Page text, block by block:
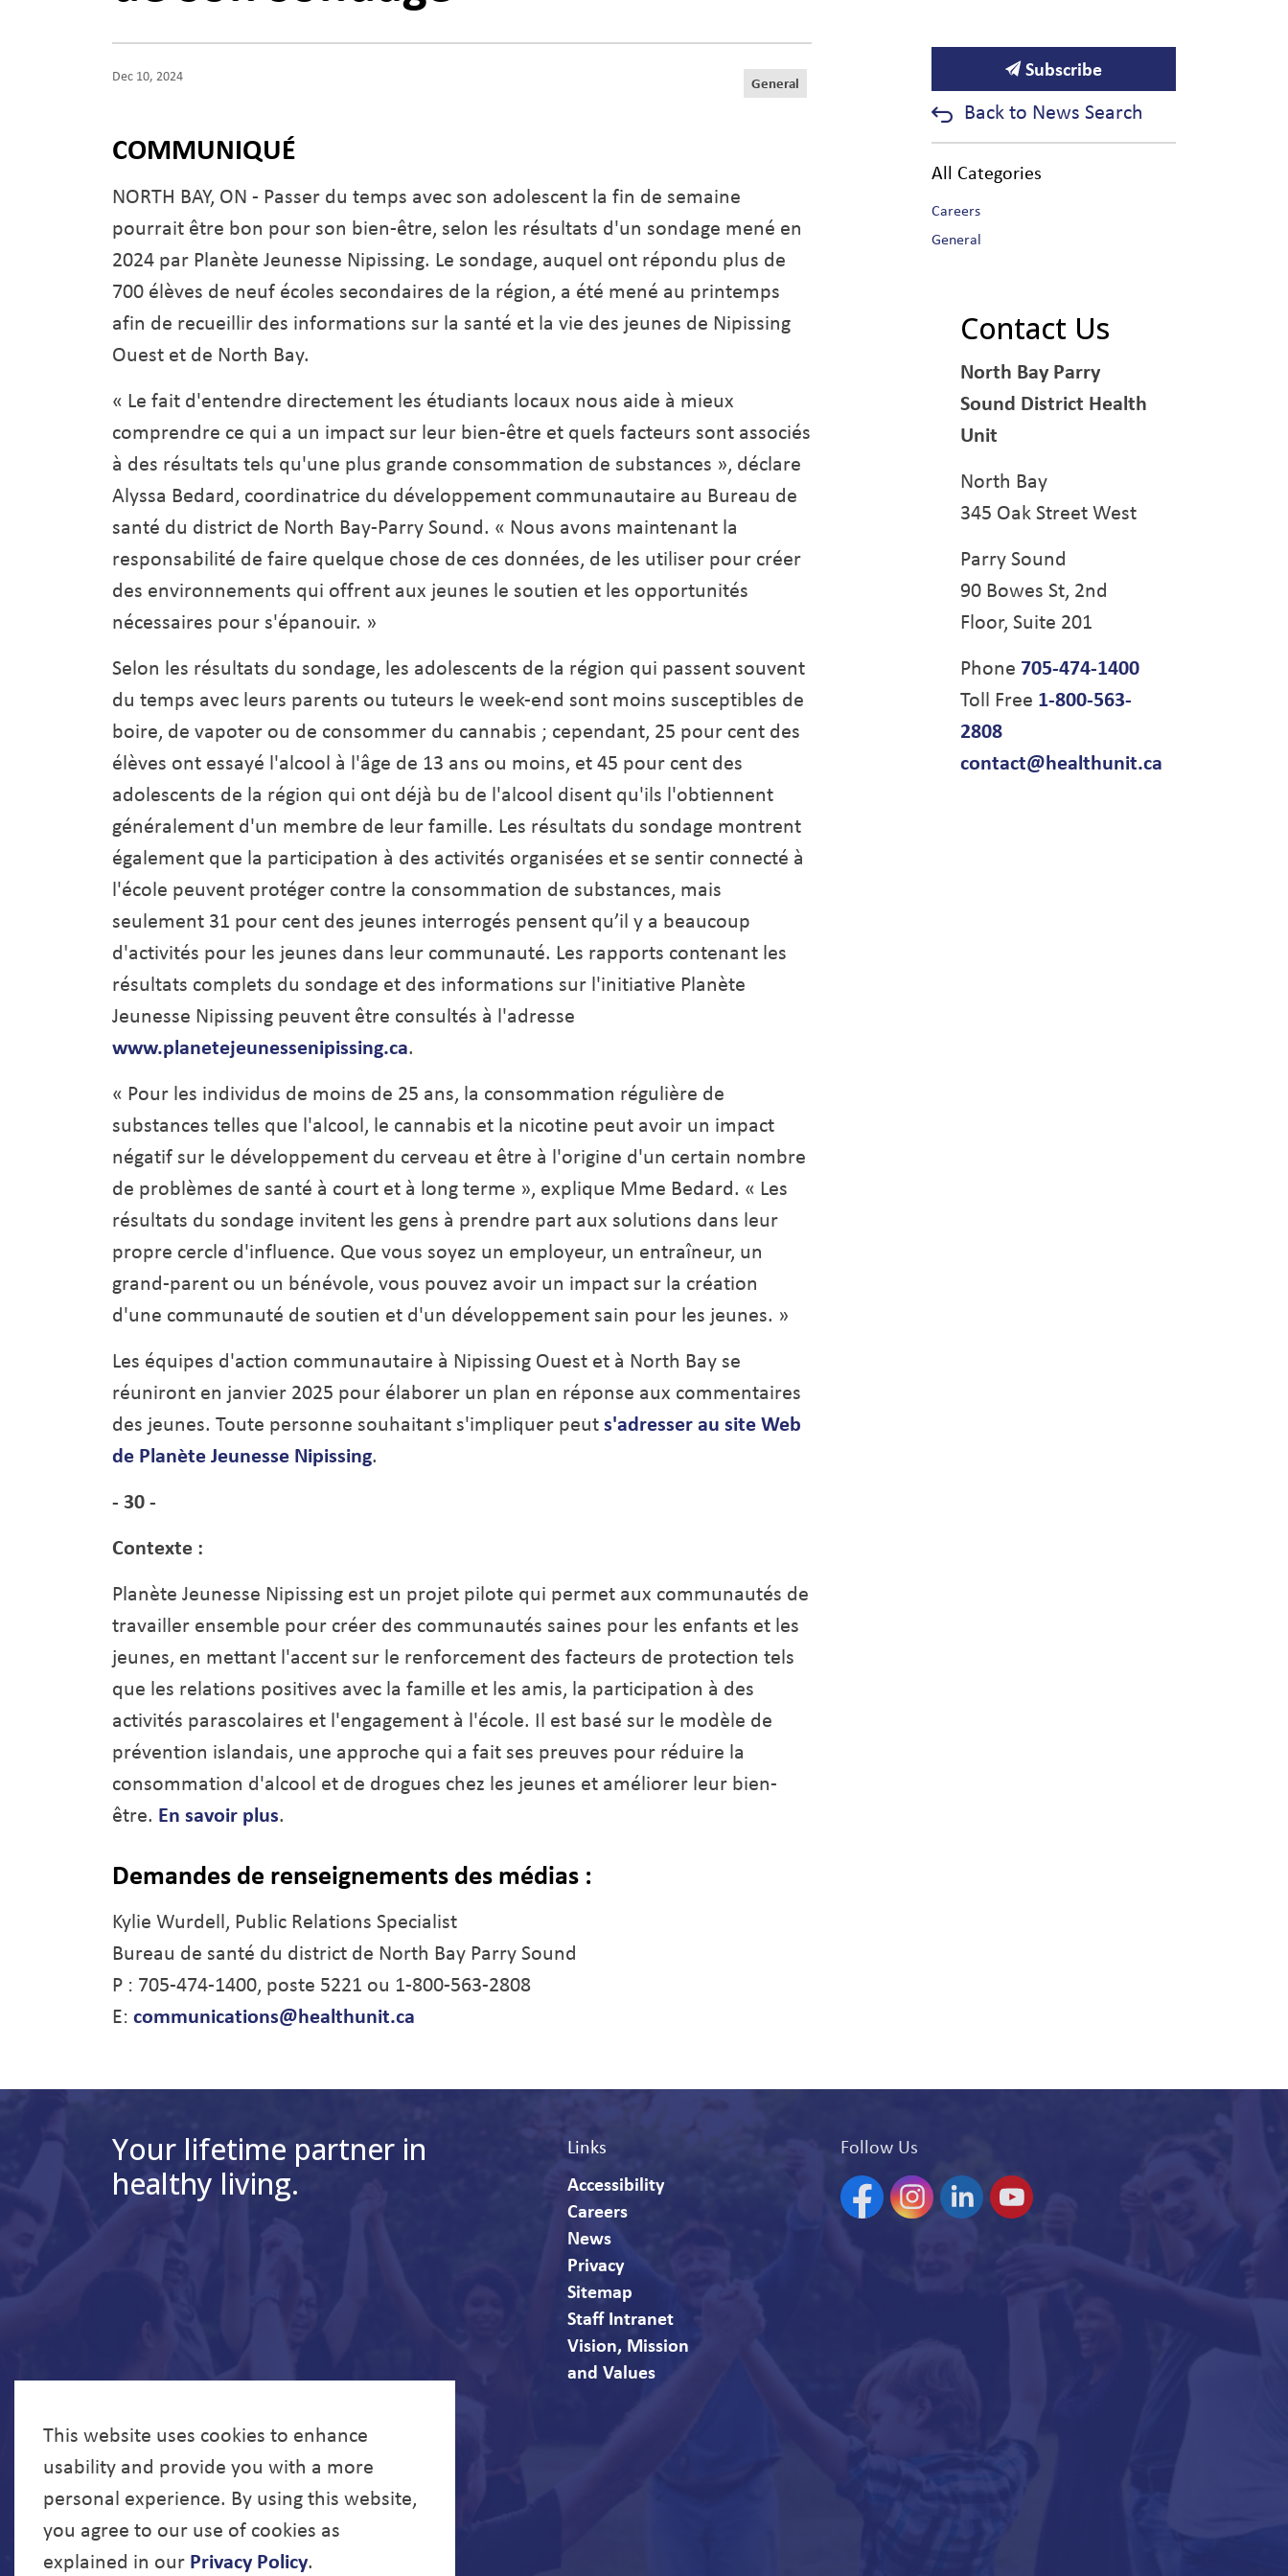
Dec 10, 2024 General
COMMUNIQUÉ
NORTH BAY, ON - Passer du temps avec son adolescent la fin de semaine
pourrait être bon pour son bien-être, selon les résultats d'un sondage mené en
2024 par Planète Jeunesse Nipissing. Le sondage, auquel ont répondu plus de
700 élèves de neuf écoles secondaires de la région, a été mené au printemps
afin de recueillir des informations sur la santé et la vie des jeunes de Nipissing
Ouest et de North Bay.
« Le fait d'entendre directement les étudiants locaux nous aide à mieux
comprendre ce qui a un impact sur leur bien-être et quels facteurs sont associés
à des résultats tels qu'une plus grande consommation de substances », déclare
Alyssa Bedard, coordinatrice du développement communautaire au Bureau de
santé du district de North Bay-Parry Sound. « Nous avons maintenant la
responsabilité de faire quelque chose de ces données, de les utiliser pour créer
des environnements qui offrent aux jeunes le soutien et les opportunités
nécessaires pour s'épanouir. »
Selon les résultats du sondage, les adolescents de la région qui passent souvent
du temps avec leurs parents ou tuteurs le week-end sont moins susceptibles de
boire, de vapoter ou de consommer du cannabis ; cependant, 25 pour cent des
élèves ont essayé l'alcool à l'âge de 13 ans ou moins, et 45 pour cent des
adolescents de la région qui ont déjà bu de l'alcool disent qu'ils l'obtiennent
généralement d'un membre de leur famille. Les résultats du sondage montrent
également que la participation à des activités organisées et se sentir connecté à
l'école peuvent protéger contre la consommation de substances, mais
seulement 31 pour cent des jeunes interrogés pensent qu’il y a beaucoup
d'activités pour les jeunes dans leur communauté. Les rapports contenant les
résultats complets du sondage et des informations sur l'initiative Planète
Jeunesse Nipissing peuvent être consultés à l'adresse
www.planetejeunessenipissing.ca.
« Pour les individus de moins de 25 ans, la consommation régulière de
substances telles que l'alcool, le cannabis et la nicotine peut avoir un impact
négatif sur le développement du cerveau et être à l'origine d'un certain nombre
de problèmes de santé à court et à long terme », explique Mme Bedard. « Les
résultats du sondage invitent les gens à prendre part aux solutions dans leur
propre cercle d'influence. Que vous soyez un employeur, un entraîneur, un
grand-parent ou un bénévole, vous pouvez avoir un impact sur la création
d'une communauté de soutien et d'un développement sain pour les jeunes. »
Les équipes d'action communautaire à Nipissing Ouest et à North Bay se
réuniront en janvier 2025 pour élaborer un plan en réponse aux commentaires
des jeunes. Toute personne souhaitant s'impliquer peuts'adresser au site Web
de Planète Jeunesse Nipissing.
- 30 -
Contexte :
Planète Jeunesse Nipissing est un projet pilote qui permet aux communautés de
travailler ensemble pour créer des communautés saines pour les enfants et les
jeunes, en mettant l'accent sur le renforcement des facteurs de protection tels
que les relations positives avec la famille et les amis, la participation à des
activités parascolaires et l'engagement à l'école. Il est basé sur le modèle de
prévention islandais, une approche qui a fait ses preuves pour réduire la
consommation d'alcool et de drogues chez les jeunes et améliorer leur bien-
être. En savoir plus.
Demandes de renseignements des médias :
Kylie Wurdell, Public Relations Specialist
Bureau de santé du district de North Bay Parry Sound
P : 705-474-1400, poste 5221 ou 1-800-563-2808
E: communications@healthunit.ca
Subscribe
Back to News Search
All Categories
Careers
General
Contact Us
North Bay Parry
Sound District Health
Unit
North Bay
345 Oak Street West
Parry Sound
90 Bowes St, 2nd
Floor, Suite 201
Phone 705-474-1400
Toll Free 1-800-563-
2808
contact@healthunit.ca
Your lifetime partner in
healthy living.
Links
Accessibility
Careers
News
Privacy
Sitemap
Staff Intranet
Vision, Mission
and Values
Follow Us
FacebookInstagramLinkedinYouTube
This website uses cookies to enhance
usability and provide you with a more
personal experience. By using this website,
you agree to our use of cookies as
explained in our Privacy Policy.